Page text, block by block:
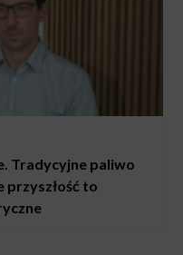
Tradycyjne paliwo
przyszłość to